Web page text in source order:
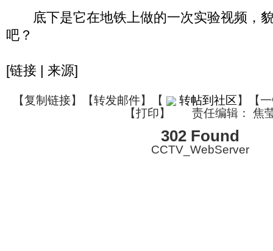
底下是它在地铁上做的一次实验视频，
吧？
[链接 | 来源]
【复制链接】【转发邮件】 【 转帖到社区】【
【打印】 责任编辑： 焦
302 Found
CCTV_WebServer